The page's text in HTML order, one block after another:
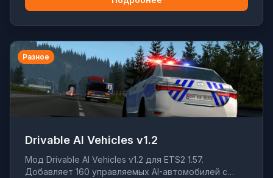
Разное
Drivable AI Vehicles v1.2
Мод Drivable AI Vehicles v1.2 для ETS2 1.57.
Добавляет 160 управляемых AI-автомобилей с